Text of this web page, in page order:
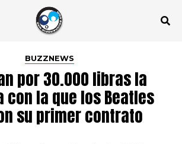
BUZZNEWS
por 30.000 libras la
con la que los Beatles
su primer contrato